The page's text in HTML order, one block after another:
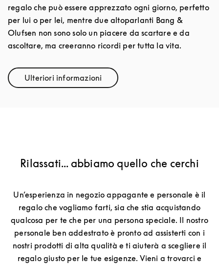
regalo che può essere apprezzato ogni giorno, perfetto
per lui o per lei, mentre due altoparlanti Bang &
Olufsen non sono solo un piacere da scartare e da
ascoltare, ma creeranno ricordi per tutta la vita.
Ulteriori informazioniLink Opens in New Tab
Rilassati... abbiamo quello che cerchi
Un’esperienza in negozio appagante e personale è il
regalo che vogliamo farti, sia che stia acquistando
qualcosa per te che per una persona speciale. Il nostro
personale ben addestrato è pronto ad assisterti con i
nostri prodotti di alta qualità e ti aiuterà a scegliere il
regalo giusto per le tue esigenze. Vieni a trovarci e